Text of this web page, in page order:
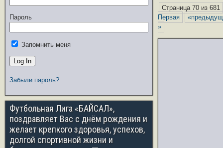
Страница 70 из 681
Первая
»
Пароль
Запомнить меня
Забыли пароль?
Футбольная Лига «БАЙСАЛ»,
поздравляет Вас с днём рождения и
желает крепкого здоровья, успехов,
долгой спортивной жизни и